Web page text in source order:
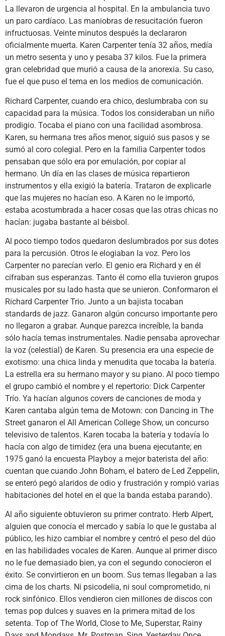
La llevaron de urgencia al hospital. En la ambulancia tuvo
un paro cardíaco. Las maniobras de resucitación fueron
infructuosas. Veinte minutos después la declararon
oficialmente muerta. Karen Carpenter tenía 32 años, medía
un metro sesenta y uno y pesaba 37 kilos. Fue la primera
gran celebridad que murió a causa de la anorexia. Su caso,
fue el que puso el tema en los medios de comunicación.
Richard Carpenter, cuando era chico, deslumbraba con su
capacidad para la música. Todos los consideraban un niño
prodigio. Tocaba el piano con una facilidad asombrosa.
Karen, su hermana tres años menor, siguió sus pasos y se
sumó al coro colegial. Pero en la familia Carpenter todos
pensaban que sólo era por emulación, por copiar al
hermano. Un día en las clases de música repartieron
instrumentos y ella exigió la batería. Trataron de explicarle
que las mujeres no hacían eso. A Karen no le importó,
estaba acostumbrada a hacer cosas que las otras chicas no
hacían: jugaba bastante al béisbol.
Al poco tiempo todos quedaron deslumbrados por sus dotes
para la percusión. Otros le elogiaban la voz. Pero los
Carpenter no parecían verlo. El genio era Richard y en él
cifraban sus esperanzas. Tanto él como ella tuvieron grupos
musicales por su lado hasta que se unieron. Conformaron el
Richard Carpenter Trio. Junto a un bajista tocaban
standards de jazz. Ganaron algún concurso importante pero
no llegaron a grabar. Aunque parezca increíble, la banda
sólo hacía temas instrumentales. Nadie pensaba aprovechar
la voz (celestial) de Karen. Su presencia era una especie de
exotismo: una chica linda y menudita que tocaba la batería.
La estrella era su hermano mayor y su piano. Al poco tiempo
el grupo cambió el nombre y el repertorio: Dick Carpenter
Trío. Ya hacían algunos covers de canciones de moda y
Karen cantaba algún tema de Motown: con Dancing in The
Street ganaron el All American College Show, un concurso
televisivo de talentos. Karen tocaba la batería y todavía lo
hacía con algo de timidez (era una buena ejecutante; en
1975 ganó la encuesta Playboy a mejor baterista del año:
cuentan que cuando John Boham, el batero de Led Zeppelin,
se enteró pegó alaridos de odio y frustración y rompió varias
habitaciones del hotel en el que la banda estaba parando).
Al año siguiente obtuvieron su primer contrato. Herb Alpert,
alguien que conocía el mercado y sabía lo que le gustaba al
público, les hizo cambiar el nombre y centró el peso del dúo
en las habilidades vocales de Karen. Aunque al primer disco
no le fue demasiado bien, ya con el segundo conocieron el
éxito. Se convirtieron en un boom. Sus temas llegaban a las
cima de los charts. Ni psicodelia, ni soul comprometido, ni
rock sinfónico. Ellos vendieron cien millones de discos con
temas pop dulces y suaves en la primera mitad de los
setenta. Top of The World, Close to Me, Superstar, Rainy